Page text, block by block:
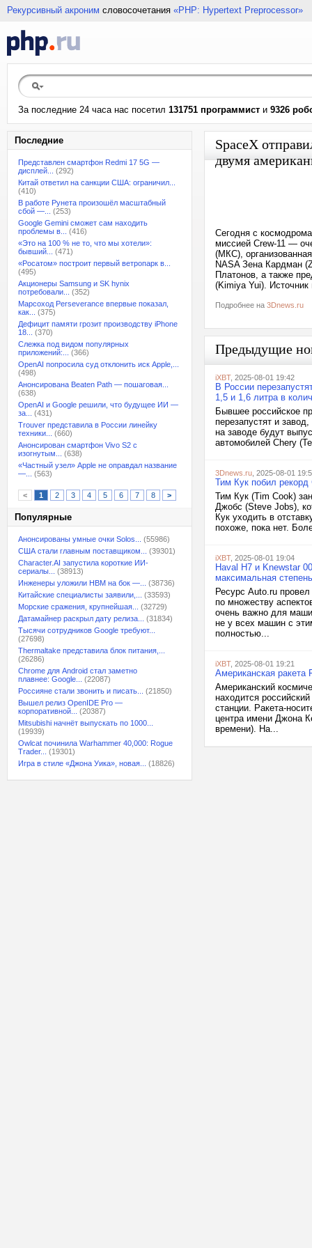
Рекурсивный акроним словосочетания «PHP: Hypertext Preprocessor»
За последние 24 часа нас посетил 131751 программист и 9326
Последние
Представлен смартфон Redmi 17 5G —
дисплей...
(292)
Китай ответил на санкции США: ограничил...
(410)
В работе Рунета произошёл масштабный
сбой —...
(253)
Google Gemini сможет сам находить
проблемы в...
(416)
«Это на 100 % не то, что мы хотели»:
бывший...
(471)
«Росатом» построит первый ветропарк в...
(495)
Акционеры Samsung и SK hynix
потребовали...
(352)
Марсоход Perseverance впервые показал,
как...
(375)
Дефицит памяти грозит производству iPhone
18...
(370)
Слежка под видом популярных
приложений:...
(366)
OpenAI попросила суд отклонить иск Apple,...
(498)
Анонсирована Beaten Path — пошаговая...
(638)
OpenAI и Google решили, что будущее ИИ —
за...
(431)
Trouver представила в России линейку
техники...
(660)
Анонсирован смартфон Vivo S2 с
изогнутым...
(638)
«Частный узел» Apple не оправдал название
—...
(563)
< 1 2 3 4 5 6 7 8 >
Популярные
Анонсированы умные очки Solos...
(55986)
США стали главным поставщиком...
(39301)
Character.AI запустила короткие ИИ-
сериалы...
(38913)
Инженеры уложили HBM на бок —...
(38736)
Китайские специалисты заявили,...
(33593)
Морские сражения, крупнейшая...
(32729)
Датамайнер раскрыл дату релиза...
(31834)
Тысячи сотрудников Google требуют...
(27698)
Thermaltake представила блок питания,...
(26286)
Chrome для Android стал заметно
плавнее: Google...
(22087)
Россияне стали звонить и писать...
(21850)
Вышел релиз OpenIDE Pro —
корпоративной...
(20387)
Mitsubishi начнёт выпускать по 1000...
(19939)
Owlcat починила Warhammer 40,000: Rogue
Trader...
(19301)
Игра в стиле «Джона Уика», новая...
(18826)
SpaceX
двумя
Сегодня с
миссией Crew-11 —
(МКС),
NASA Зена Кардман
Платонов, а также
(Kimiya Yui).
Подробнее на 3Dnews.ru
Предыдущие
iXBT, 2025-08-01 19:42
В России
1,5 и 1,6 литра в
Бывшее российское
перезапустят и
на заводе будут
автомобилей Chery
3Dnews.ru , 2025-08-01
Тим Кук побил рекорд
Тим Кук (Tim Cook)
Джобс (Steve Jobs),
Кук уходить в
похоже, пока нет.
iXBT, 2025-08-01 19:04
Haval H7 и Knewstar
максимальная
Ресурс Auto.ru
по множеству
очень важно для
не у всех машин с
полностью...
iXBT, 2025-08-01 19:21
Американская
Американский
находится
станции. Ракета-
центра имени Джона
времени). На...